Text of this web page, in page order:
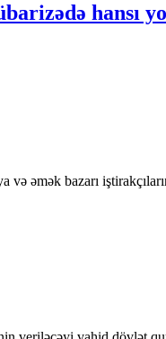
hansı
əmək bazarı